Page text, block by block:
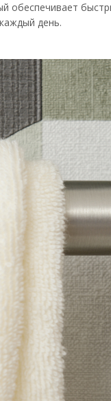
обеспечивает
день.